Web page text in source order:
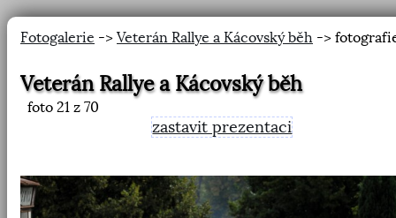
Fotogalerie -> Veterán Rallye a Kácovský běh ->
Veterán Rallye a Kácovský běh
foto 21 z 70
zastavit prezentaci